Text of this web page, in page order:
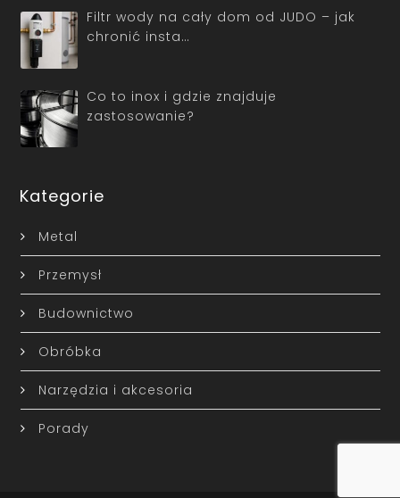
Filtr wody na cały dom od JUDO – jak
chronić insta…
Co to inox i gdzie znajduje
zastosowanie?
Kategorie
Metal
Przemysł
Budownictwo
Obróbka
Narzędzia i akcesoria
Porady